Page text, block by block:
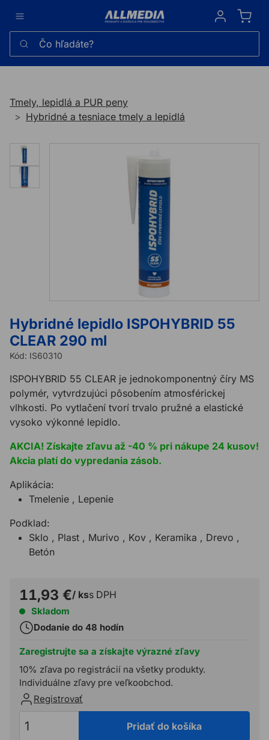
Sign in
Čo hľadáte?
Tmely, lepidlá a PUR peny
Hybridné a tesniace tmely a lepidlá
Hybridné lepidlo ISPOHYBRID 55
CLEAR 290 ml
Kód: IS60310
ISPOHYBRID 55 CLEAR je jednokomponentný číry MS
polymér, vytvrdzujúci pôsobením atmosférickej
vlhkosti. Po vytlačení tvorí trvalo pružné a elastické
vysoko výkonné lepidlo.
AKCIA! Získajte zľavu až -40 % pri nákupe 24 kusov!
Akcia platí do vypredania zásob.
Aplikácia:
Tmelenie , Lepenie
Podklad:
Sklo , Plast , Murivo , Kov , Keramika , Drevo ,
Betón
11,93 €/ kss DPH
Skladom
Dodanie do 48 hodín
Zaregistrujte sa a získajte výrazné zľavy
10% zľava po registrácií na všetky produkty.
Individuálne zľavy pre veľkoobchod.
Registrovať
Pridať do košíka